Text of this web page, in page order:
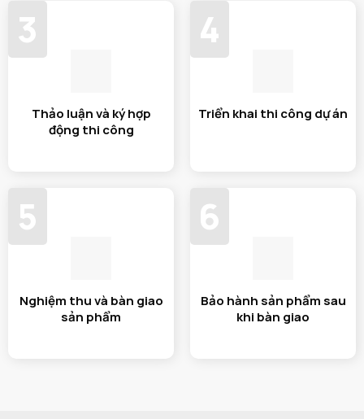
Thảo luận và ký hợp
động thi công
3
Triển khai thi công dự án
4
Nghiệm thu và bàn giao
sản phẩm
5
Bảo hành sản phẩm sau
khi bàn giao
6